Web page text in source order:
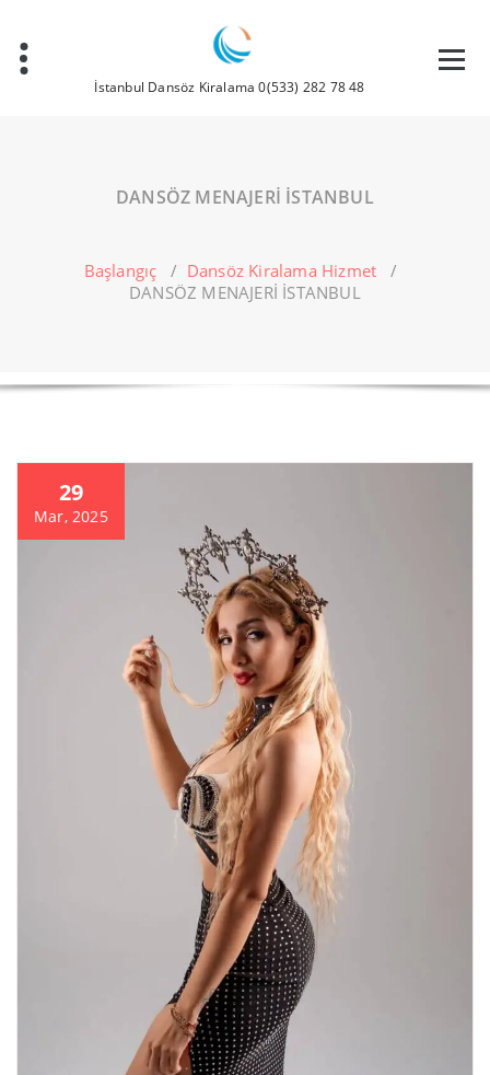
İstanbul Dansöz Kiralama 0(533) 282 78 48
DANSÖZ MENAJERİ İSTANBUL
Başlangıç / Dansöz Kiralama Hizmet /
DANSÖZ MENAJERİ İSTANBUL
29
Mar, 2025